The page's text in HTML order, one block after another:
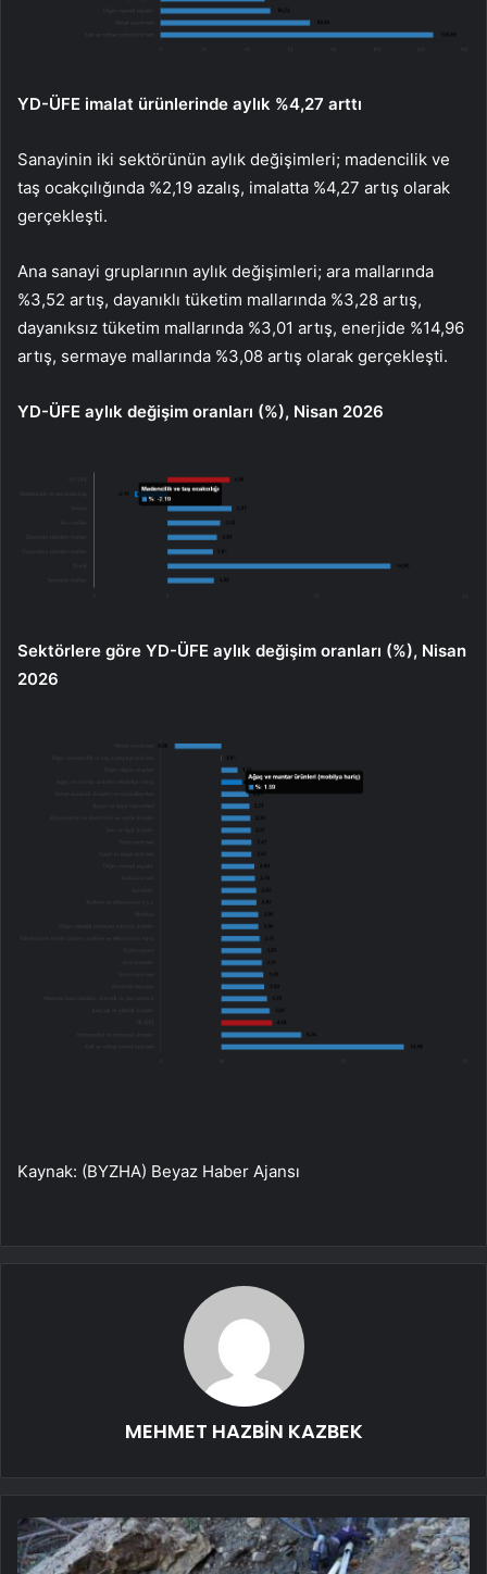
YD-ÜFE imalat ürünlerinde aylık %4,27 arttı
Sanayinin iki sektörünün aylık değişimleri; madencilik ve
taş ocakçılığında %2,19 azalış, imalatta %4,27 artış olarak
gerçekleşti.
Ana sanayi gruplarının aylık değişimleri; ara mallarında
%3,52 artış, dayanıklı tüketim mallarında %3,28 artış,
dayanıksız tüketim mallarında %3,01 artış, enerjide %14,96
artış, sermaye mallarında %3,08 artış olarak gerçekleşti.
YD-ÜFE aylık değişim oranları (%), Nisan 2026
Sektörlere göre YD-ÜFE aylık değişim oranları (%), Nisan
2026
Kaynak: (BYZHA) Beyaz Haber Ajansı
MEHMET HAZBİN KAZBEK